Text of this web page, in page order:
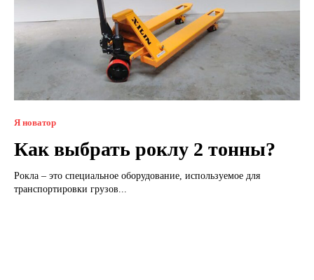
Я новатор
Как выбрать роклу 2 тонны?
Рокла – это специальное оборудование, используемое для
транспортировки грузов...